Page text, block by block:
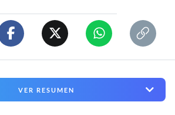
VER RESUMEN